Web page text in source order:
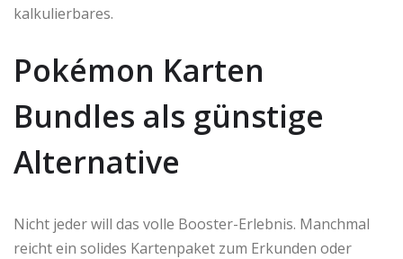
kalkulierbares.
Pokémon Karten
Bundles als günstige
Alternative
Nicht jeder will das volle Booster-Erlebnis. Manchmal
reicht ein solides Kartenpaket zum Erkunden oder